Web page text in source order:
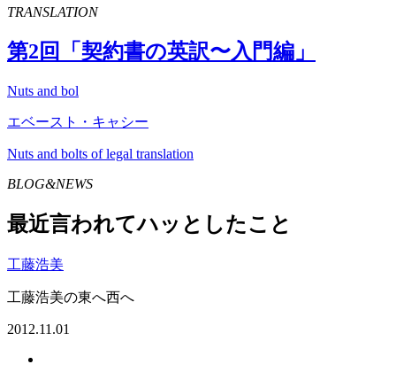
TRANSLATION
第2回「契約書の英訳〜入門編」
Nuts and bol
エベースト・キャシー
Nuts and bolts of legal translation
BLOG&NEWS
最近言われてハッとしたこと
工藤浩美
工藤浩美の東へ西へ
2012.11.01